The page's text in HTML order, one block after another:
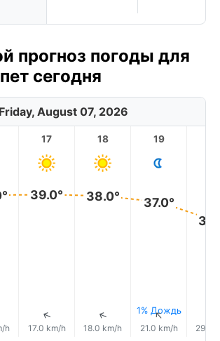
прогноз погоды для
сегодня
Friday, August 07, 2026
h
17
39.0°
↑
17.0 km/h
18
38.0°
↑
18.0 km/h
19
37.0°
1% Дождь
↑
21.0 km/h 29.0